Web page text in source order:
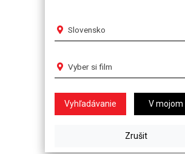
Slovensko
Vyber si film
V mojom